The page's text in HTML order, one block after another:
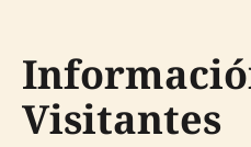
Visitantes